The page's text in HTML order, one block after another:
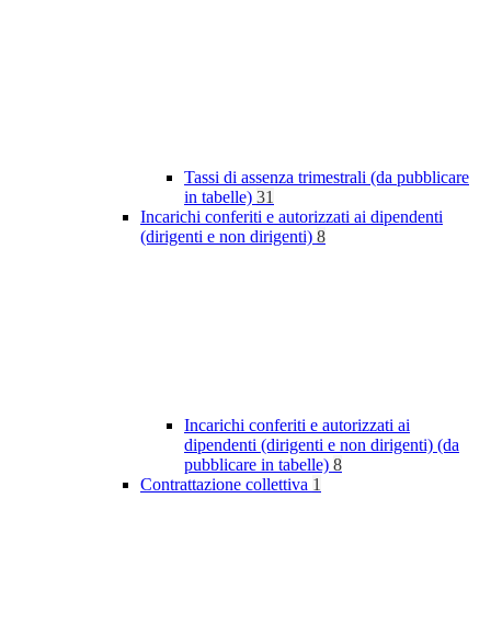
Tassi di assenza trimestrali (da pubblicare
in tabelle) 31
Incarichi conferiti e autorizzati ai dipendenti
(dirigenti e non dirigenti) 8
Incarichi conferiti e autorizzati ai
dipendenti (dirigenti e non dirigenti) (da
pubblicare in tabelle) 8
Contrattazione collettiva 1